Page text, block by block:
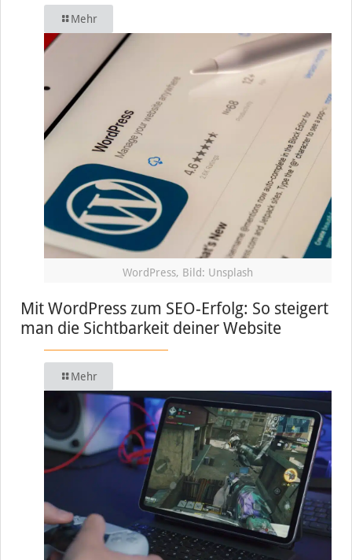
Mehr
WordPress, Bild: Unsplash
Mit WordPress zum SEO-Erfolg: So steigert
man die Sichtbarkeit deiner Website
Mehr